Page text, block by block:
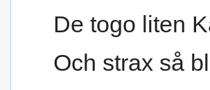
De togo liten
Och strax så